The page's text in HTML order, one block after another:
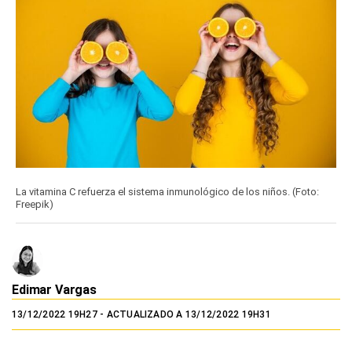
La vitamina C refuerza el sistema inmunológico de los niños. (Foto:
Freepik)
Edimar Vargas
13/12/2022 19H27- ACTUALIZADO A 13/12/2022 19H31